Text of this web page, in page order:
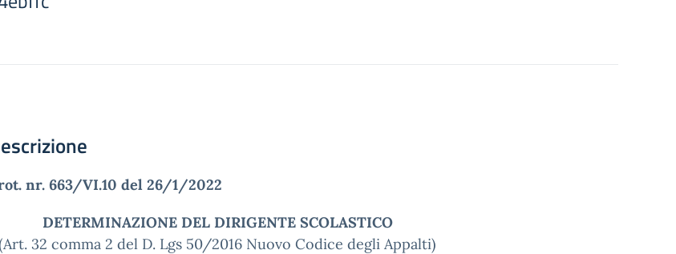
nr. 663/VI.10 del 26/1/2022
DETERMINAZIONE DEL DIRIGENTE SCOLASTICO
32 comma 2 del D. Lgs 50/2016 Nuovo Codice degli Appalti)